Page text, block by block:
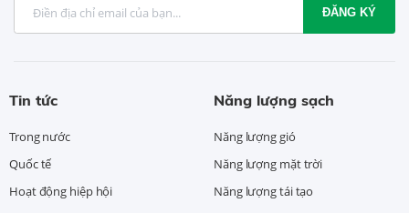
ĐĂNG KÝ
Tin tức
Trong nước
Quốc tế
Hoạt động hiệp hội
Năng lượng sạch
Năng lượng gió
Năng lượng mặt trời
Năng lượng tái tạo